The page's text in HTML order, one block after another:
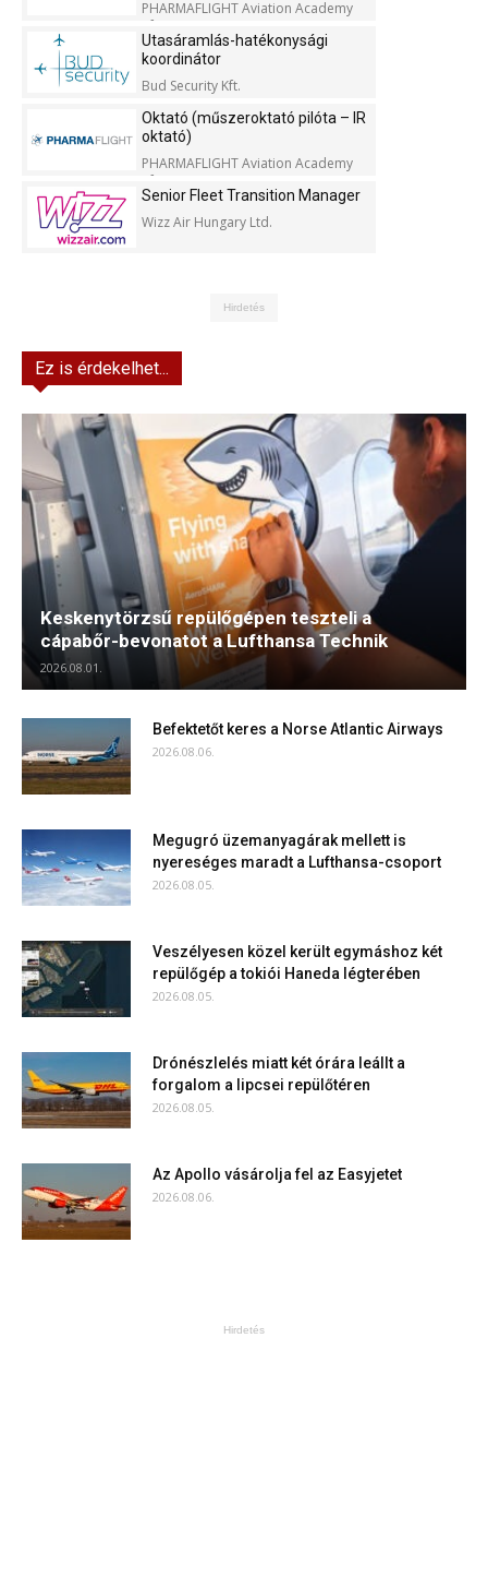
PHARMAFLIGHT Aviation Academy
Kft.
Utasáramlás-hatékonysági
koordinátor
Bud Security Kft.
Oktató (műszeroktató pilóta – IR
oktató)
PHARMAFLIGHT Aviation Academy
Kft.
Senior Fleet Transition Manager
Wizz Air Hungary Ltd.
Hirdetés
Ez is érdekelhet...
Keskenytörzsű repülőgépen teszteli a
cápabőr-bevonatot a Lufthansa Technik
2026.08.01.
Befektetőt keres a Norse Atlantic Airways
2026.08.06.
Megugró üzemanyagárak mellett is
nyereséges maradt a Lufthansa-csoport
2026.08.05.
Veszélyesen közel került egymáshoz két
repülőgép a tokiói Haneda légterében
2026.08.05.
Drónészlelés miatt két órára leállt a
forgalom a lipcsei repülőtéren
2026.08.05.
Az Apollo vásárolja fel az Easyjetet
2026.08.06.
Hirdetés